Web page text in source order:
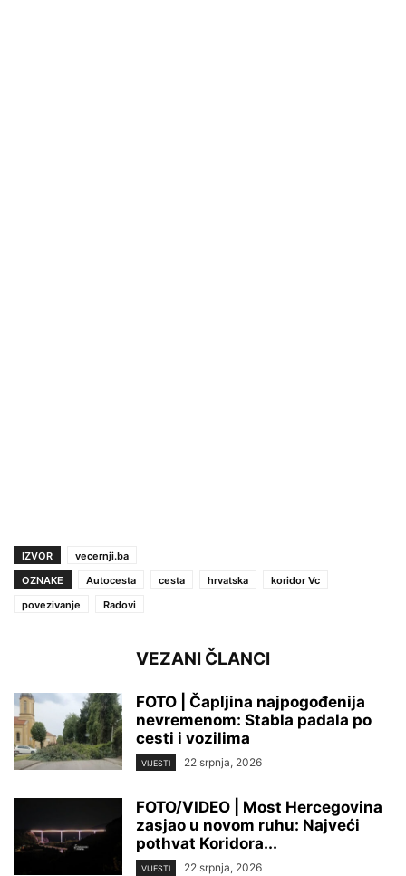
IZVOR
vecernji.ba
OZNAKE
Autocesta cesta hrvatska
koridor Vc
povezivanje
Radovi
VEZANI ČLANCI
FOTO | Čapljina najpogođenija
nevremenom: Stabla padala po
cesti i vozilima
VIJESTI 22 srpnja, 2026
FOTO/VIDEO | Most Hercegovina
zasjao u novom ruhu: Najveći
pothvat Koridora...
VIJESTI 22 srpnja, 2026